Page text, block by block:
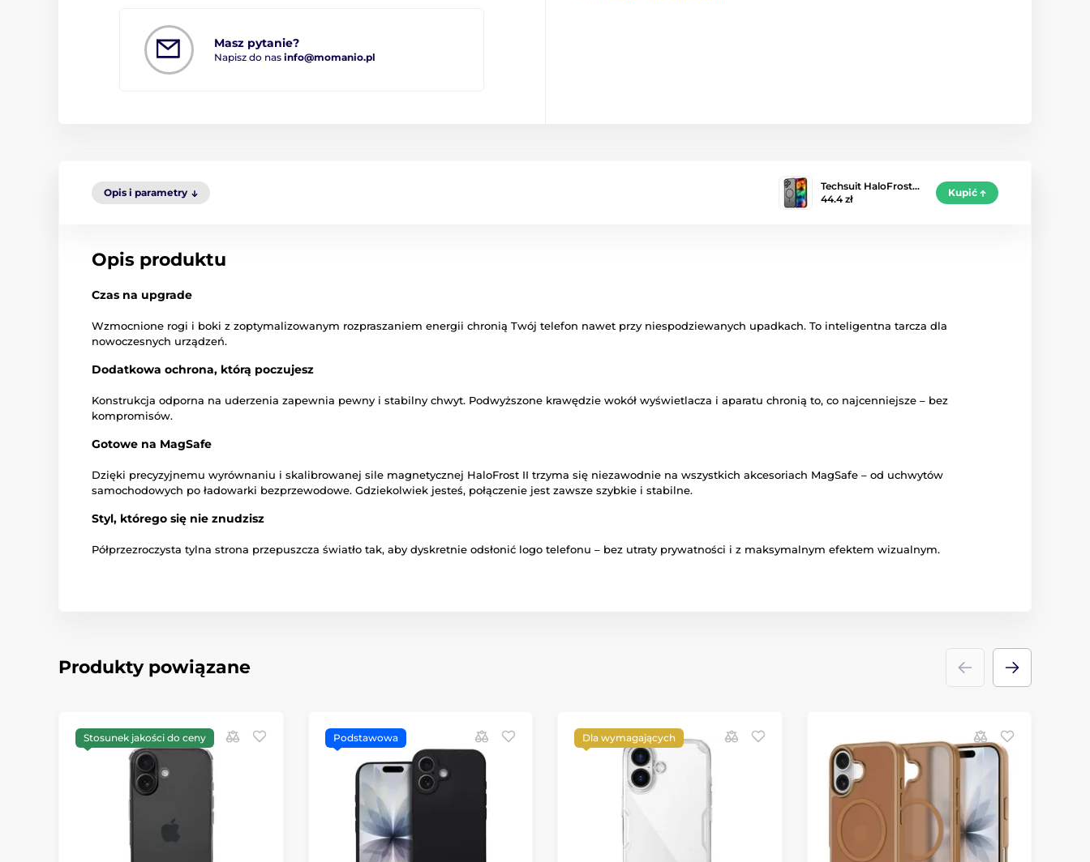
Masz pytanie?
Napisz do nas info@momanio.pl
Opis i parametry
Techsuit HaloFrost…
44.4 zł
Kupić
Opis produktu
Czas na upgrade
Wzmocnione rogi i boki z zoptymalizowanym rozpraszaniem energii chronią Twój telefon nawet przy niespodziewanych upadkach. To inteligentna tarcza dla
nowoczesnych urządzeń.
Dodatkowa ochrona, którą poczujesz
Konstrukcja odporna na uderzenia zapewnia pewny i stabilny chwyt. Podwyższone krawędzie wokół wyświetlacza i aparatu chronią to, co najcenniejsze – bez
kompromisów.
Gotowe na MagSafe
Dzięki precyzyjnemu wyrównaniu i skalibrowanej sile magnetycznej HaloFrost II trzyma się niezawodnie na wszystkich akcesoriach MagSafe – od uchwytów
samochodowych po ładowarki bezprzewodowe. Gdziekolwiek jesteś, połączenie jest zawsze szybkie i stabilne.
Styl, którego się nie znudzisz
Półprzezroczysta tylna strona przepuszcza światło tak, aby dyskretnie odsłonić logo telefonu – bez utraty prywatności i z maksymalnym efektem wizualnym.
Produkty powiązane
Stosunek jakości do ceny Podstawowa Dla wymagających